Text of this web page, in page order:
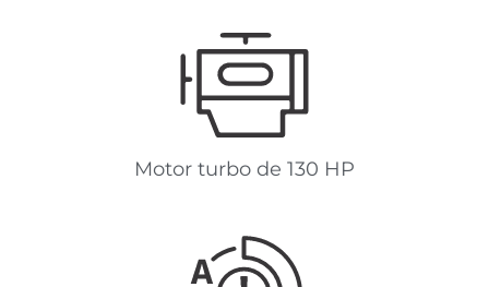
Motor turbo de 130 HP